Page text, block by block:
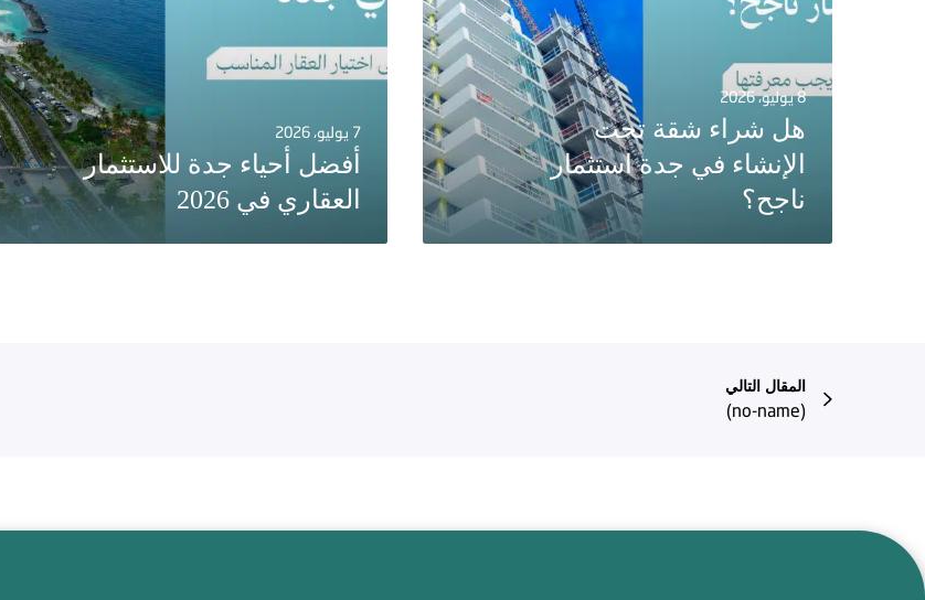
8 يوليو، 2026
هل شراء شقة تحت
الإنشاء في جدة استثمار
ناجح؟
7 يوليو، 2026
أفضل أحياء جدة للاستثمار
العقاري في 2026
المقال التالي
(no-name)